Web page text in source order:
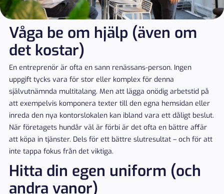
Våga be om hjälp (även om
det kostar)
En entreprenör är ofta en sann renässans-person. Ingen
uppgift tycks vara för stor eller komplex för denna
självutnämnda multitalang. Men att lägga onödig arbetstid på
att exempelvis komponera texter till den egna hemsidan eller
inreda den nya kontorslokalen kan ibland vara ett dåligt beslut.
När företagets hundår väl är förbi är det ofta en bättre affär
att köpa in tjänster. Dels för ett bättre slutresultat – och för att
inte tappa fokus från det viktiga.
Hitta din egen uniform (och
andra vanor)